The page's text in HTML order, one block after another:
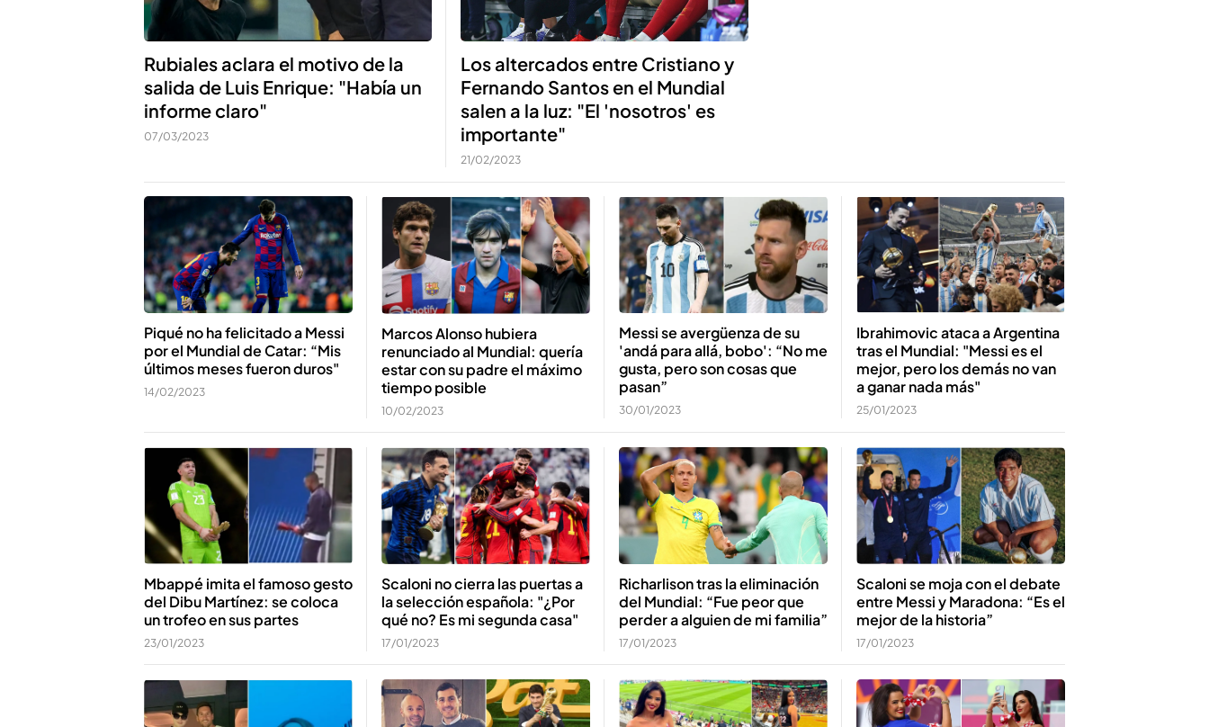
Rubiales aclara el motivo de la
salida de Luis Enrique: "Había un
informe claro"
07/03/2023
Los altercados entre Cristiano y
Fernando Santos en el Mundial
salen a la luz: "El 'nosotros' es
importante"
21/02/2023
Piqué no ha felicitado a Messi
por el Mundial de Catar: “Mis
últimos meses fueron duros"
14/02/2023
Marcos Alonso hubiera
renunciado al Mundial: quería
estar con su padre el máximo
tiempo posible
10/02/2023
Messi se avergüenza de su
'andá para allá, bobo': “No me
gusta, pero son cosas que
pasan”
30/01/2023
Ibrahimovic ataca a Argentina
tras el Mundial: "Messi es el
mejor, pero los demás no van
a ganar nada más"
25/01/2023
Mbappé imita el famoso gesto
del Dibu Martínez: se coloca
un trofeo en sus partes
23/01/2023
Scaloni no cierra las puertas a
la selección española: "¿Por
qué no? Es mi segunda casa"
17/01/2023
Richarlison tras la eliminación
del Mundial: “Fue peor que
perder a alguien de mi familia”
17/01/2023
Scaloni se moja con el debate
entre Messi y Maradona: “Es el
mejor de la historia”
17/01/2023